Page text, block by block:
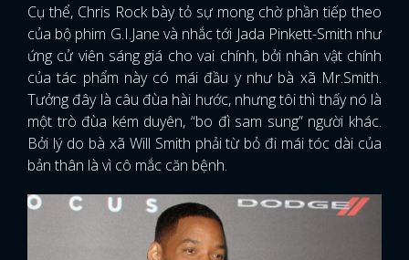
Cụ thể, Chris Rock bày tỏ sự mong chờ phần tiếp theo
của bộ phim G.I.Jane và nhắc tới Jada Pinkett-Smith như
ứng cử viên sáng giá cho vai chính, bởi nhân vật chính
của tác phẩm này có mái đầu y như bà xã Mr.Smith.
Tưởng đây là câu đùa hài hước, nhưng tôi thì thấy nó là
một trò đùa kém duyên, “bo đì sam sung” người khác.
Bởi lý do bà xã Will Smith phải từ bỏ đi mái tóc dài của
bản thân là vì cô mắc căn bệnh.